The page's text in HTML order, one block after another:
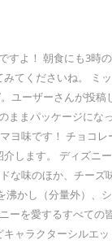
よ！ 朝食にも3時
てくださいね。 ミ
ユーザーさんが投
まパッケージにな
ヨ味です！ チョコ
します。 ディズニ
味のほか、チー
かし（分量外）、
ーを愛するすべて
ャラクターシルエ